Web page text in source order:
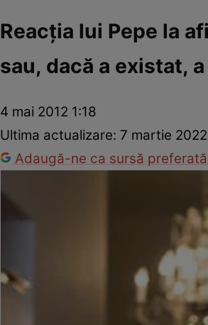
Reacţia lui Pepe la
sau, dacă a existat,
4 mai 2012 1:18
Ultima actualizare: 7 martie
Adaugă-ne ca sursă